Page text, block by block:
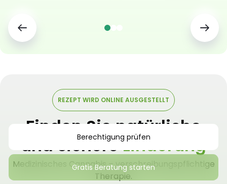
REZEPT WIRD ONLINE AUSGESTELLT
Finden Sie natürliche
und sichereLinderung
Medizinisches Cannabis – verschreibungspflichtige
Therapie.
Berechtigung prüfen
Gratis Beratung starten